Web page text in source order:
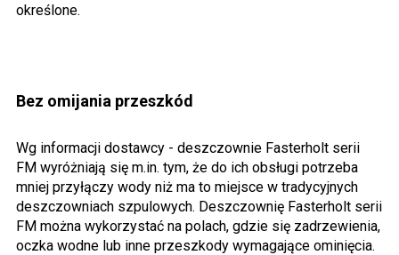
określone.
Bez omijania przeszkód
Wg informacji dostawcy - deszczownie Fasterholt serii
FM wyróżniają się m.in. tym, że do ich obsługi potrzeba
mniej przyłączy wody niż ma to miejsce w tradycyjnych
deszczowniach szpulowych. Deszczownię Fasterholt serii
FM można wykorzystać na polach, gdzie się zadrzewienia,
oczka wodne lub inne przeszkody wymagające ominięcia.